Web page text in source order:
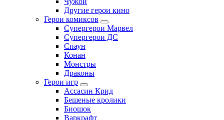
Другие герои кино
Герои комиксов
Супергерои Марвел
Супергерои ДС
Спаун
Конан
Монстры
Драконы
Герои игр
Ассасин Крид
Бешеные кролики
Биошок
Варкрафт